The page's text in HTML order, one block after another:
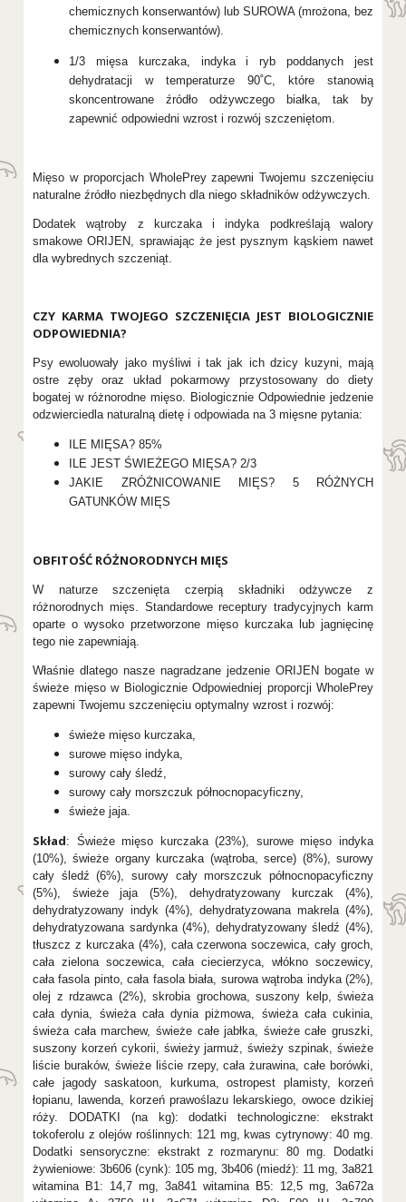
chemicznych konserwantów) lub SUROWA (mrożona, bez
chemicznych konserwantów).
1/3 mięsa kurczaka, indyka i ryb poddanych jest
dehydratacji w temperaturze 90˚C, które stanowią
skoncentrowane źródło odżywczego białka, tak by
zapewnić odpowiedni wzrost i rozwój szczeniętom.
Mięso w proporcjach WholePrey zapewni Twojemu szczenięciu
naturalne źródło niezbędnych dla niego składników odżywczych.
Dodatek wątroby z kurczaka i indyka podkreślają walory
smakowe ORIJEN, sprawiając że jest pysznym kąskiem nawet
dla wybrednych szczeniąt.
CZY KARMA TWOJEGO SZCZENIĘCIA JEST BIOLOGICZNIE
ODPOWIEDNIA?
Psy ewoluowały jako myśliwi i tak jak ich dzicy kuzyni, mają
ostre zęby oraz układ pokarmowy przystosowany do diety
bogatej w różnorodne mięso. Biologicznie Odpowiednie jedzenie
odzwierciedla naturalną dietę i odpowiada na 3 mięsne pytania:
ILE MIĘSA? 85%
ILE JEST ŚWIEŻEGO MIĘSA? 2/3
JAKIE ZRÓŻNICOWANIE MIĘS? 5 RÓŻNYCH
GATUNKÓW MIĘS
OBFITOŚĆ RÓŻNORODNYCH MIĘS
W naturze szczenięta czerpią składniki odżywcze z
różnorodnych mięs. Standardowe receptury tradycyjnych karm
oparte o wysoko przetworzone mięso kurczaka lub jagnięcinę
tego nie zapewniają.
Właśnie dlatego nasze nagradzane jedzenie ORIJEN bogate w
świeże mięso w Biologicznie Odpowiedniej proporcji WholePrey
zapewni Twojemu szczenięciu optymalny wzrost i rozwój:
świeże mięso kurczaka,
surowe mięso indyka,
surowy cały śledź,
surowy cały morszczuk północnopacyficzny,
świeże jaja.
Skład: Świeże mięso kurczaka (23%), surowe mięso indyka
(10%), świeże organy kurczaka (wątroba, serce) (8%), surowy
cały śledź (6%), surowy cały morszczuk północnopacyficzny
(5%), świeże jaja (5%), dehydratyzowany kurczak (4%),
dehydratyzowany indyk (4%), dehydratyzowana makrela (4%),
dehydratyzowana sardynka (4%), dehydratyzowany śledź (4%),
tłuszcz z kurczaka (4%), cała czerwona soczewica, cały groch,
cała zielona soczewica, cała ciecierzyca, włókno soczewicy,
cała fasola pinto, cała fasola biała, surowa wątroba indyka (2%),
olej z rdzawca (2%), skrobia grochowa, suszony kelp, świeża
cała dynia, świeża cała dynia piżmowa, świeża cała cukinia,
świeża cała marchew, świeże całe jabłka, świeże całe gruszki,
suszony korzeń cykorii, świeży jarmuż, świeży szpinak, świeże
liście buraków, świeże liście rzepy, cała żurawina, całe borówki,
całe jagody saskatoon, kurkuma, ostropest plamisty, korzeń
łopianu, lawenda, korzeń prawoślazu lekarskiego, owoce dzikiej
róży. DODATKI (na kg): dodatki technologiczne: ekstrakt
tokoferolu z olejów roślinnych: 121 mg, kwas cytrynowy: 40 mg.
Dodatki sensoryczne: ekstrakt z rozmarynu: 80 mg. Dodatki
żywieniowe: 3b606 (cynk): 105 mg, 3b406 (miedź): 11 mg, 3a821
witamina B1: 14,7 mg, 3a841 witamina B5: 12,5 mg, 3a672a